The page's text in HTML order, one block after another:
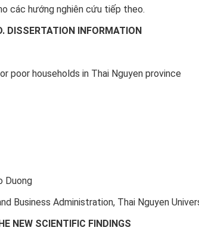
các hướng nghiên cứu tiếp theo.
DISSERTATION INFORMATION
poor households in Thai Nguyen province
Duong
Business Administration, Thai Nguyen
NEW SCIENTIFIC FINDINGS